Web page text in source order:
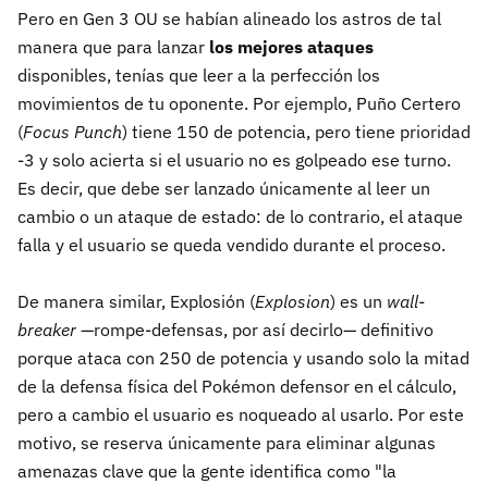
Pero en Gen 3 OU se habían alineado los astros de tal
manera que para lanzar los mejores ataques
disponibles, tenías que leer a la perfección los
movimientos de tu oponente. Por ejemplo, Puño Certero
(Focus Punch) tiene 150 de potencia, pero tiene prioridad
-3 y solo acierta si el usuario no es golpeado ese turno.
Es decir, que debe ser lanzado únicamente al leer un
cambio o un ataque de estado: de lo contrario, el ataque
falla y el usuario se queda vendido durante el proceso.
De manera similar, Explosión (Explosion) es un wall-
breaker —rompe-defensas, por así decirlo— definitivo
porque ataca con 250 de potencia y usando solo la mitad
de la defensa física del Pokémon defensor en el cálculo,
pero a cambio el usuario es noqueado al usarlo. Por este
motivo, se reserva únicamente para eliminar algunas
amenazas clave que la gente identifica como "la